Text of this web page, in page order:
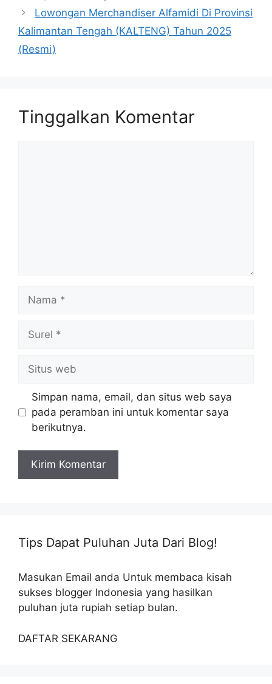
Lowongan Merchandiser Alfamidi Di Provinsi
Kalimantan Tengah (KALTENG) Tahun 2025
(Resmi)
Tinggalkan Komentar
web
Simpan nama, email, dan situs web saya
pada peramban ini untuk komentar saya
berikutnya.
Tips Dapat Puluhan Juta Dari Blog!
Masukan Email anda Untuk membaca kisah
sukses blogger Indonesia yang hasilkan
puluhan juta rupiah setiap bulan.
DAFTAR SEKARANG